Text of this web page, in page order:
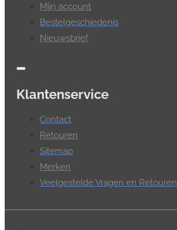
Mijn account
Bestelgeschiedenis
Nieuwsbrief
Klantenservice
Contact
Retouren
Sitemap
Merken
Veelgestelde Vragen en Retouren